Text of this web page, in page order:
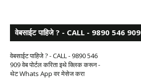
वेबसाईट पाहिजे ? - CALL - 9890 546 909
वेबसाईट पाहिजे ? - CALL - 9890 546
909 वेब पोर्टल करिता इथे क्लिक करून -
थेट Whats App वर मेसेज करा